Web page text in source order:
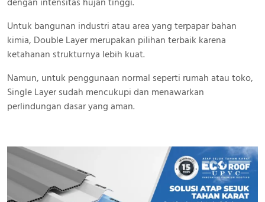
Untuk bangunan industri atau area yang terpapar bahan
kimia, Double Layer merupakan pilihan terbaik karena
ketahanan strukturnya lebih kuat.
Namun, untuk penggunaan normal seperti rumah atau toko,
Single Layer sudah mencukupi dan menawarkan
perlindungan dasar yang aman.